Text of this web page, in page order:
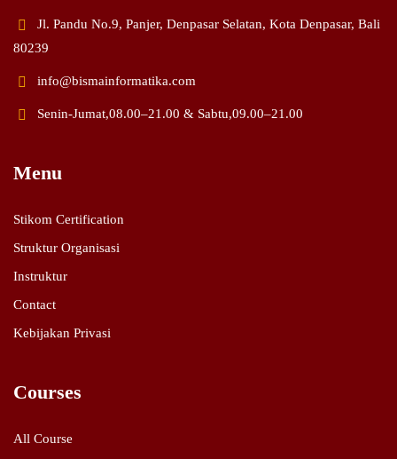
Jl. Pandu No.9, Panjer, Denpasar Selatan, Kota Denpasar, Bali
80239
info@bismainformatika.com
Senin-Jumat,08.00–21.00 & Sabtu,09.00–21.00
Menu
Stikom Certification
Struktur Organisasi
Instruktur
Contact
Kebijakan Privasi
Courses
All Course